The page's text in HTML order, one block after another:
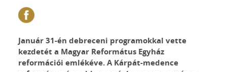
Január 31-én debreceni programokkal vette
kezdetét a Magyar Református Egyház
reformációi emlékéve. A Kárpát-medence